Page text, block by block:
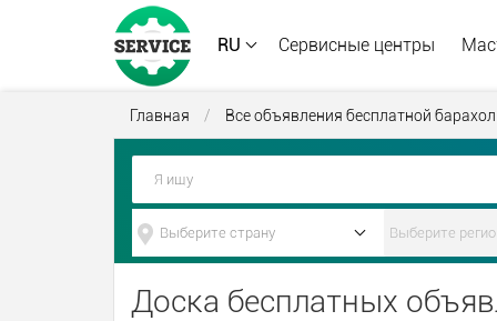
RU Сервисные центры
Главная / Все объявления бесплатной
Доска бесплатных